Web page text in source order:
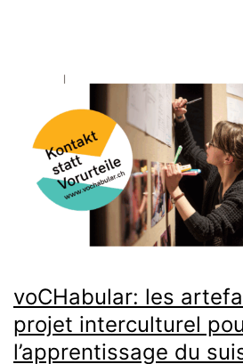
voCHabular: les
projet interculturel
l’apprentissage du